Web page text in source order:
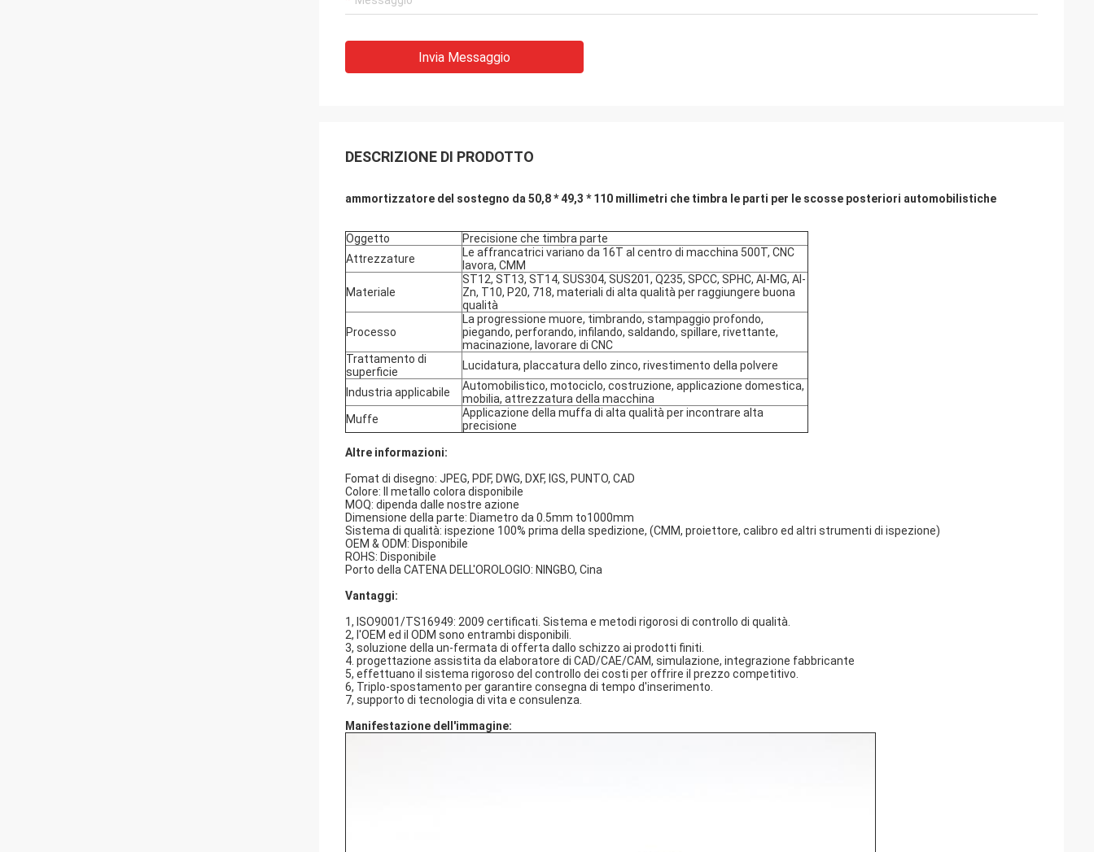
Invia Messaggio
DESCRIZIONE DI PRODOTTO
ammortizzatore del sostegno da 50,8 * 49,3 * 110 millimetri che timbra le parti per le scosse posteriori automobilistiche
Oggetto
Precisione che timbra parte
Attrezzature
Le affrancatrici variano da 16T al centro di macchina 500T, CNC
lavora, CMM
Materiale
ST12, ST13, ST14, SUS304, SUS201, Q235, SPCC, SPHC, Al-MG, Al-
Zn, T10, P20, 718, materiali di alta qualità per raggiungere buona
qualità
Processo
La progressione muore, timbrando, stampaggio profondo,
piegando, perforando, infilando, saldando, spillare, rivettante,
macinazione, lavorare di CNC
Trattamento di
superficie
Lucidatura, placcatura dello zinco, rivestimento della polvere
Industria applicabile
Automobilistico, motociclo, costruzione, applicazione domestica,
mobilia, attrezzatura della macchina
Muffe
Applicazione della muffa di alta qualità per incontrare alta
precisione
Altre informazioni:
Fomat di disegno: JPEG, PDF, DWG, DXF, IGS, PUNTO, CAD
Colore: Il metallo colora disponibile
MOQ: dipenda dalle nostre azione
Dimensione della parte: Diametro da 0.5mm to1000mm
Sistema di qualità: ispezione 100% prima della spedizione, (CMM, proiettore, calibro ed altri strumenti di ispezione)
OEM & ODM: Disponibile
ROHS: Disponibile
Porto della CATENA DELL'OROLOGIO: NINGBO, Cina
Vantaggi:
1, ISO9001/TS16949: 2009 certificati. Sistema e metodi rigorosi di controllo di qualità.
2, l'OEM ed il ODM sono entrambi disponibili.
3, soluzione della un-fermata di offerta dallo schizzo ai prodotti finiti.
4. progettazione assistita da elaboratore di CAD/CAE/CAM, simulazione, integrazione fabbricante
5, effettuano il sistema rigoroso del controllo dei costi per offrire il prezzo competitivo.
6, Triplo-spostamento per garantire consegna di tempo d'inserimento.
7, supporto di tecnologia di vita e consulenza.
Manifestazione dell'immagine: